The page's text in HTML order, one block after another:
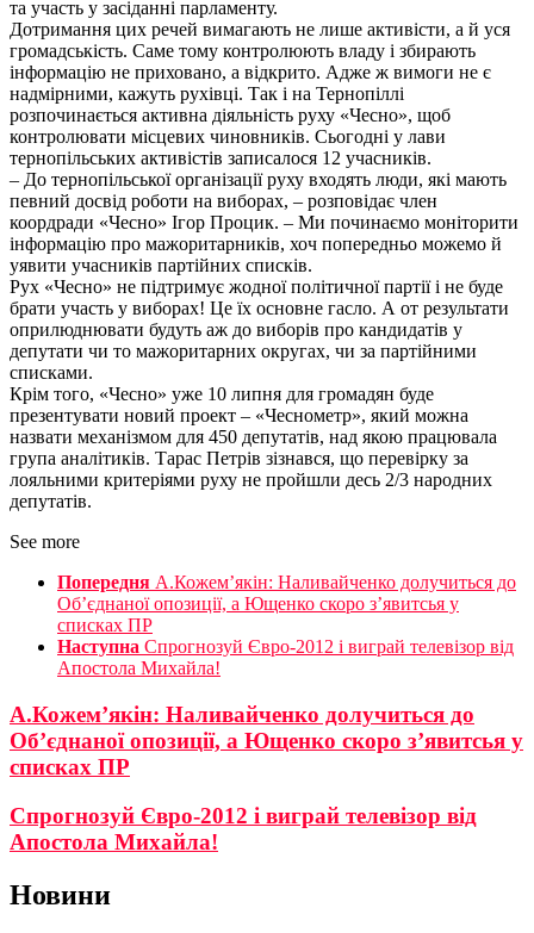
та участь у засіданні парламенту.
Дотримання цих речей вимагають не лише активісти, а й уся
громадськість. Саме тому контролюють владу і збирають
інформацію не приховано, а відкрито. Адже ж вимоги не є
надмірними, кажуть рухівці. Так і на Тернопіллі
розпочинається активна діяльність руху «Чесно», щоб
контролювати місцевих чиновників. Сьогодні у лави
тернопільських активістів записалося 12 учасників.
– До тернопільської організації руху входять люди, які мають
певний досвід роботи на виборах, – розповідає член
коордради «Чесно» Ігор Процик. – Ми починаємо моніторити
інформацію про мажоритарників, хоч попередньо можемо й
уявити учасників партійних списків.
Рух «Чесно» не підтримує жодної політичної партії і не буде
брати участь у виборах! Це їх основне гасло. А от результати
оприлюднювати будуть аж до виборів про кандидатів у
депутати чи то мажоритарних округах, чи за партійними
списками.
Крім того, «Чесно» уже 10 липня для громадян буде
презентувати новий проект – «Чеснометр», який можна
назвати механізмом для 450 депутатів, над якою працювала
група аналітиків. Тарас Петрів зізнався, що перевірку за
лояльними критеріями руху не пройшли десь 2/3 народних
депутатів.
See more
Попередня А.Кожем’якін: Наливайченко долучиться до
Об’єднаної опозиції, а Ющенко скоро з’явитсья у
списках ПР
Наступна Спрогнозуй Євро-2012 і виграй телевізор від
Апостола Михайла!
А.Кожем’якін: Наливайченко долучиться до
Об’єднаної опозиції, а Ющенко скоро з’явитсья у
списках ПР
Спрогнозуй Євро-2012 і виграй телевізор від
Апостола Михайла!
Новини